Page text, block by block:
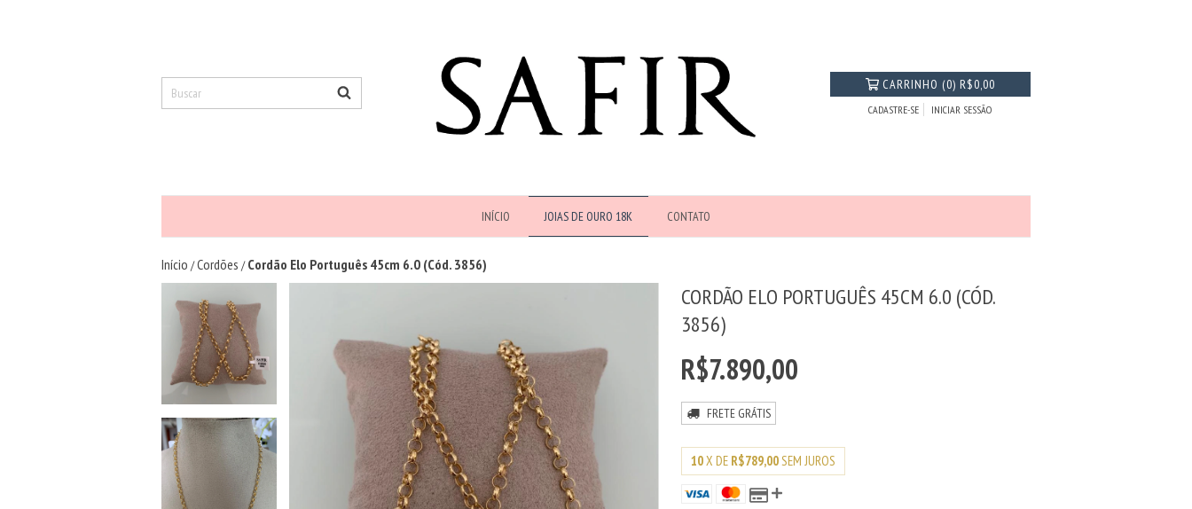
CARRINHO (0) R$0,00
CADASTRE-SE INICIAR SESSÃO
INÍCIO JOIAS DE OURO 18K CONTATO
Início /Cordões / Cordão Elo Português 45cm 6.0 (Cód. 3856)
CORDÃO ELO PORTUGUÊS 45CM 6.0 (CÓD.
3856)
R$7.890,00
FRETE GRÁTIS
10X DE R$789,00SEM JUROS